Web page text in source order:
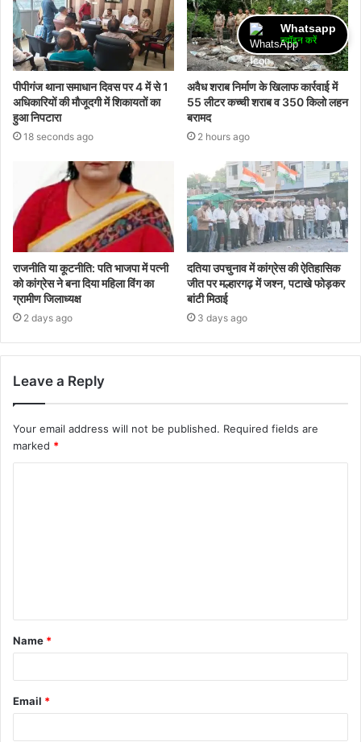
पीपीगंज थाना समाधान दिवस पर 4 में से 1
अधिकारियों की मौजूदगी में शिकायतों का
हुआ निपटारा
18 seconds ago
अवैध शराब निर्माण के खिलाफ कार्रवाई में
55 लीटर कच्ची शराब व 350 किलो लहन
बरामद
2 hours ago
राजनीति या कूटनीति: पति भाजपा में पत्नी
को कांग्रेस ने बना दिया महिला विंग का
ग्रामीण जिलाध्यक्ष
2 days ago
दतिया उपचुनाव में कांग्रेस की ऐतिहासिक
जीत पर मल्हारगढ़ में जश्न, पटाखे फोड़कर
बांटी मिठाई
3 days ago
Leave a Reply
Your email address will not be published. Required fields are
marked *
Name *
Email *
Whatsapp
ज्वॉइन करें